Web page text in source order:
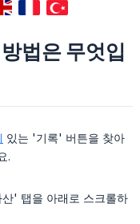
법은 무엇입
있는 '기록' 버튼을 찾아
.
' 탭을 아래로 스크롤하